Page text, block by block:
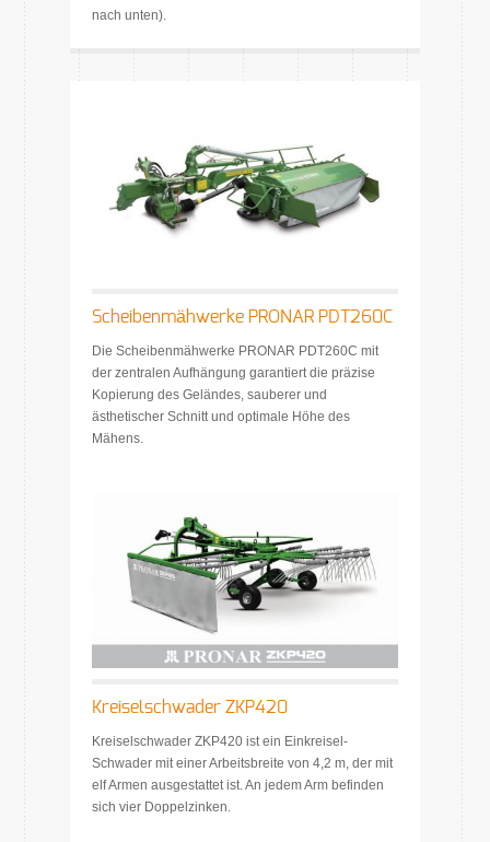
nach unten).
Scheibenmähwerke PRONAR PDT260C
Die Scheibenmähwerke PRONAR PDT260C mit
der zentralen Aufhängung garantiert die präzise
Kopierung des Geländes, sauberer und
ästhetischer Schnitt und optimale Höhe des
Mähens.
Kreiselschwader ZKP420
Kreiselschwader ZKP420 ist ein Einkreisel-
Schwader mit einer Arbeitsbreite von 4,2 m, der mit
elf Armen ausgestattet ist. An jedem Arm befinden
sich vier Doppelzinken.